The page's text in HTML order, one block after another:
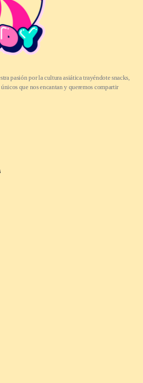
pasión por la cultura asiática trayéndote snacks,
que nos encantan y queremos compartir